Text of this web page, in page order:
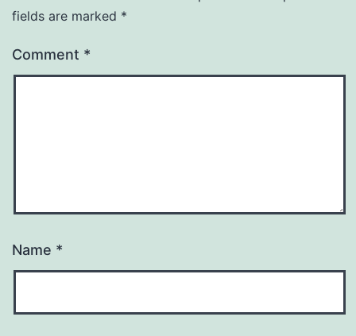
fields are marked *
Comment *
Name *